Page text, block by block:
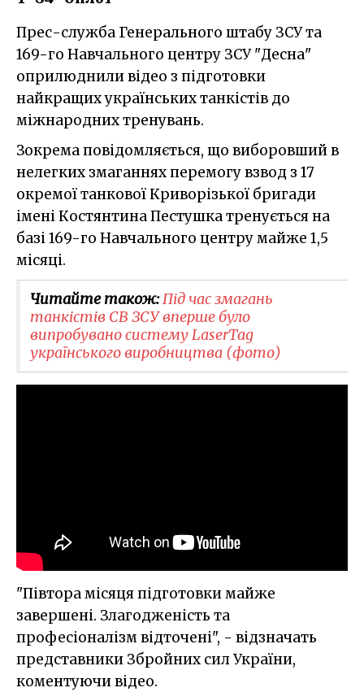
Прес-служба Генерального штабу ЗСУ та
169-го Навчального центру ЗСУ "Десна"
оприлюднили відео з підготовки
найкращих українських танкістів до
міжнародних тренувань.
Зокрема повідомляється, що виборовший в
нелегких змаганнях перемогу взвод з 17
окремої танкової Криворізької бригади
імені Костянтина Пестушка тренується на
базі 169-го Навчального центру майже 1,5
місяці.
Читайте також:Під час змагань
танкістів СВ ЗСУ вперше було
випробувано систему LaserTag
українського виробництва (фото)
"Півтора місяця підготовки майже
завершені. Злагодженість та
професіоналізм відточені", - відзначать
представники Збройних сил України,
коментуючи відео.